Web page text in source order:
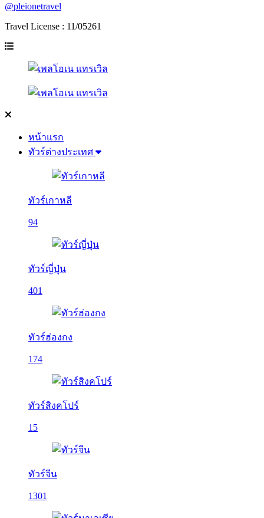
@pleionetravel
Travel License : 11/05261
หน้าแรก
ทัวร์ต่างประเทศ
ทัวร์เกาหลี
94
ทัวร์ญี่ปุ่น
401
ทัวร์ฮ่องกง
174
ทัวร์สิงคโปร์
15
ทัวร์จีน
1301